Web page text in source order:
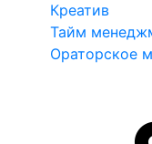
Креатив
Тайм
Ораторское